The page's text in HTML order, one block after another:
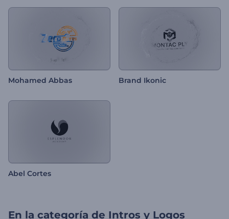
Mohamed Abbas Brand Ikonic
Abel Cortes
En la categoría de Intros y Logos